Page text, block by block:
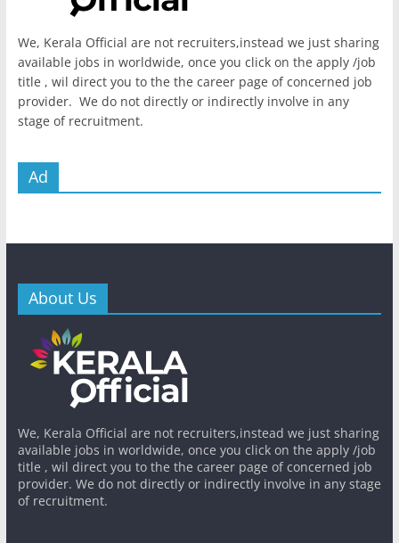
We, Kerala Official are not recruiters,instead we just sharing
available jobs in worldwide, once you click on the apply /job
title , wil direct you to the the career page of concerned job
provider. We do not directly or indirectly involve in any
stage of recruitment.
Ad
About Us
We, Kerala Official are not recruiters,instead we just sharing
available jobs in worldwide, once you click on the apply /job
title , wil direct you to the the career page of concerned job
provider. We do not directly or indirectly involve in any stage
of recruitment.